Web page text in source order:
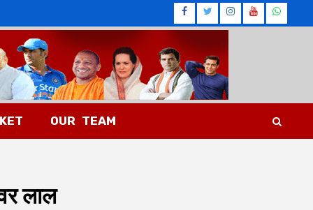
Facebook
Twitter
Instagram
OUR TEAM
लाल